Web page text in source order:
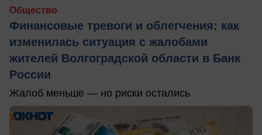
Общество
Финансовые тревоги и облегчения: как
изменилась ситуация с жалобами
жителей Волгоградской области в Банк
России
Жалоб меньше — но риски остались